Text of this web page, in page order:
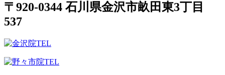
〒920-0344 石川県金沢市畝田東3丁目
537